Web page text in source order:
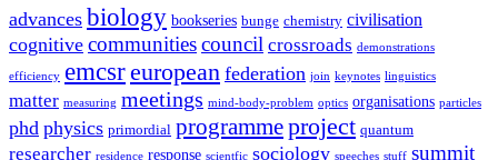
advances biology bookseries bunge chemistry civilisation
cognitive communitiescouncil crossroads demonstrations
efficiency emcsreuropean federation join keynotes linguistics
matter measuring meetings mind-body-problem optics organisations particles
phd physics primordial programmeproject quantum
researcher residence response scientfic sociology speeches stuff summit